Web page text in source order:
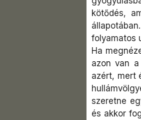
kötődés,
folyamatos
Ha
azon van
azért, mert
szeretne
és akkor